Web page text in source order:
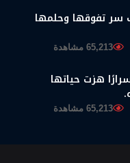
سر تفوقها وحلمها
65,213 مشاهدة
هزت حياتها
65,213 مشاهدة